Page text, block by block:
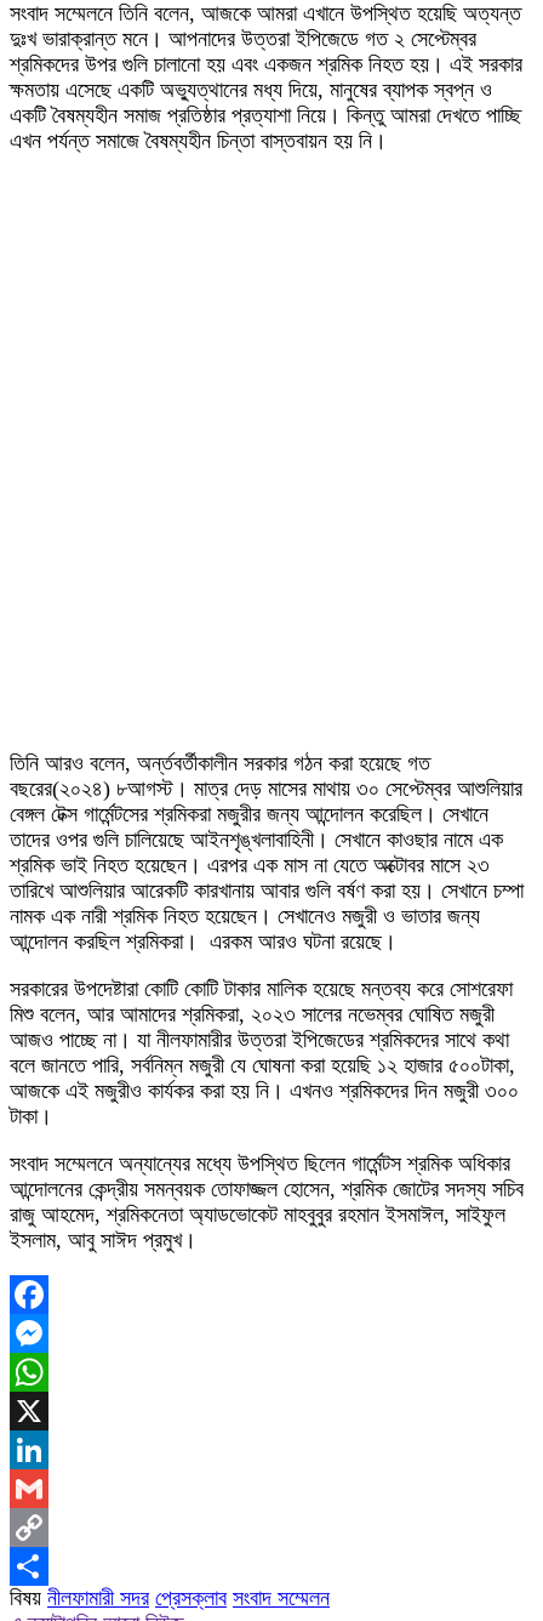
সংবাদ সম্মেলনে তিনি বলেন, আজকে আমরা এখানে উপস্থিত হয়েছি অত্যন্ত
দুঃখ ভারাক্রান্ত মনে। আপনাদের উত্তরা ইপিজেডে গত ২ সেপ্টেম্বর
শ্রমিকদের উপর গুলি চালানো হয় এবং একজন শ্রমিক নিহত হয়। এই সরকার
ক্ষমতায় এসেছে একটি অভ্যুত্থানের মধ্য দিয়ে, মানুষের ব্যাপক স্বপ্ন ও
একটি বৈষম্যহীন সমাজ প্রতিষ্ঠার প্রত্যাশা নিয়ে। কিন্তু আমরা দেখতে পাচ্ছি
এখন পর্যন্ত সমাজে বৈষম্যহীন চিন্তা বাস্তবায়ন হয় নি।
তিনি আরও বলেন, অর্ন্তবর্তীকালীন সরকার গঠন করা হয়েছে গত
বছরের(২০২৪) ৮আগস্ট। মাত্র দেড় মাসের মাথায় ৩০ সেপ্টেম্বর আশুলিয়ার
বেঙ্গল টেক্স গার্মেন্টসের শ্রমিকরা মজুরীর জন্য আন্দোলন করেছিল। সেখানে
তাদের ওপর গুলি চালিয়েছে আইনশৃঙ্খলাবাহিনী। সেখানে কাওছার নামে এক
শ্রমিক ভাই নিহত হয়েছেন। এরপর এক মাস না যেতে অক্টোবর মাসে ২৩
তারিখে আশুলিয়ার আরেকটি কারখানায় আবার গুলি বর্ষণ করা হয়। সেখানে চম্পা
নামক এক নারী শ্রমিক নিহত হয়েছেন। সেখানেও মজুরী ও ভাতার জন্য
আন্দোলন করছিল শ্রমিকরা। এরকম আরও ঘটনা রয়েছে।
সরকারের উপদেষ্টারা কোটি কোটি টাকার মালিক হয়েছে মন্তব্য করে সোশরেফা
মিশু বলেন, আর আমাদের শ্রমিকরা, ২০২৩ সালের নভেম্বর ঘোষিত মজুরী
আজও পাচ্ছে না। যা নীলফামারীর উত্তরা ইপিজেডের শ্রমিকদের সাথে কথা
বলে জানতে পারি, সর্বনিম্ন মজুরী যে ঘোষনা করা হয়েছি ১২ হাজার ৫০০টাকা,
আজকে এই মজুরীও কার্যকর করা হয় নি। এখনও শ্রমিকদের দিন মজুরী ৩০০
টাকা।
সংবাদ সম্মেলনে অন্যান্যের মধ্যে উপস্থিত ছিলেন গার্মেন্টস শ্রমিক অধিকার
আন্দোলনের কেন্দ্রীয় সমন্বয়ক তোফাজ্জল হোসেন, শ্রমিক জোটের সদস্য সচিব
রাজু আহমেদ, শ্রমিকনেতা অ্যাডভোকেট মাহবুবুর রহমান ইসমাঈল, সাইফুল
ইসলাম, আবু সাঈদ প্রমুখ।
Facebook
Messenger
WhatsApp
X
LinkedIn
Gmail
Copy
Link
Share
বিষয় নীলফামারী সদর প্রেসক্লাব সংবাদ সম্মেলন